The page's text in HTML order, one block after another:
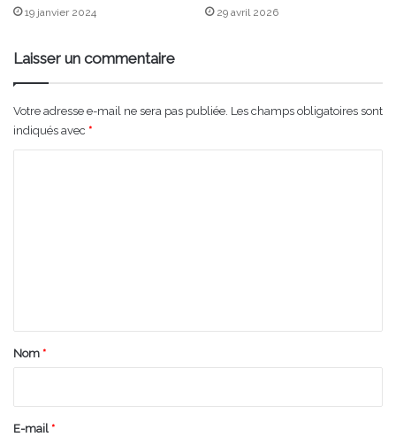
19 janvier 2024 29 avril 2026
Laisser un commentaire
Votre adresse e-mail ne sera pas publiée. Les champs obligatoires sont
indiqués avec *
a
e
Nom *
E-mail *